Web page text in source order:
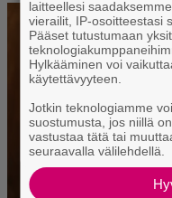
laitteellesi
vierailit, IP-osoitteestasi
Pääset tutustumaan
Hylkääminen voi
käytettävyyteen.
Jotkin teknologiamme
suostumusta, jos niillä
vastustaa tätä tai
seuraavalla välilehdellä.